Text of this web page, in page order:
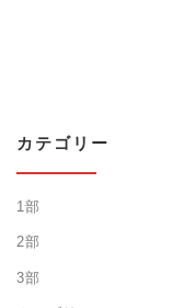
カテゴリー
1部
2部
3部